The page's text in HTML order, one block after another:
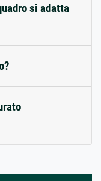
si adatta